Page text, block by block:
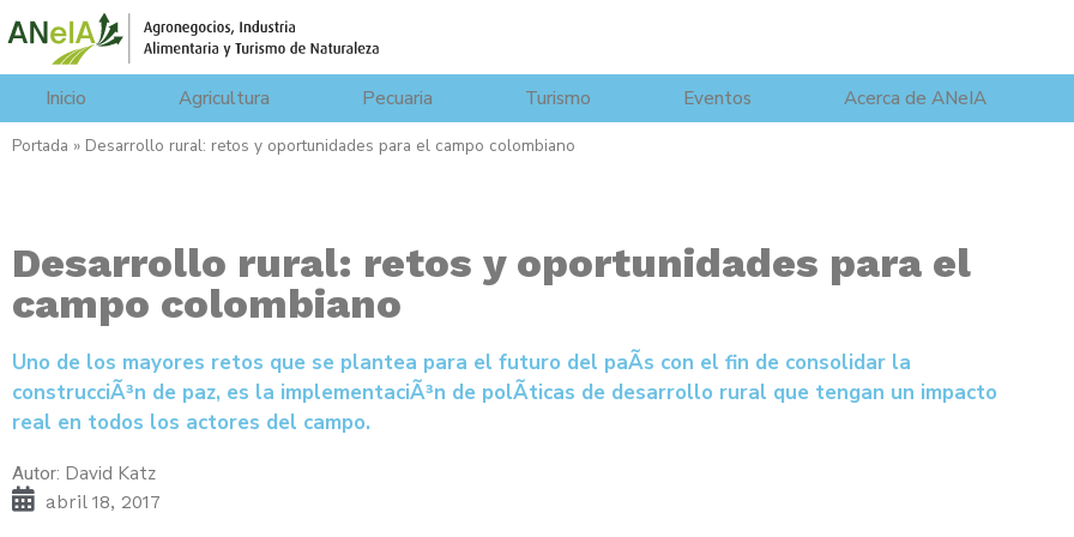
Inicio Agricultura Pecuaria Turismo Eventos Acerca de ANeIA
Portada » Desarrollo rural: retos y oportunidades para el campo colombiano
Desarrollo rural: retos y oportunidades para el
campo colombiano
Uno de los mayores retos que se plantea para el futuro del paÃ­s con el fin de consolidar la
construcciÃ³n de paz, es la implementaciÃ³n de polÃ­ticas de desarrollo rural que tengan un impacto
real en todos los actores del campo.
Autor: David Katz
abril 18, 2017